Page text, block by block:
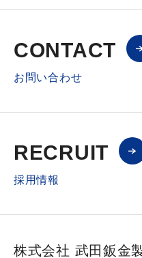
各号に掲げる場合において
るものといたします。
（1）本人の同意が得られた
（2）監督官庁からの要請
きる情報は含まれていませ
3. 更新・停止に関
望で、更新および利用の中
手数ですが本ウェブサイト
CONTACT
お問い合わせ
RECRUIT
採用情報
株式会社 武田鈑金